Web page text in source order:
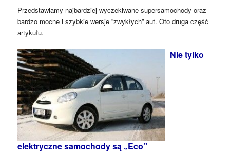
Przedstawiamy najbardziej wyczekiwane supersamochody oraz
bardzo mocne i szybkie wersje ”zwykłych” aut. Oto druga część
artykułu.
Nie tylko
elektryczne samochody są „Eco”